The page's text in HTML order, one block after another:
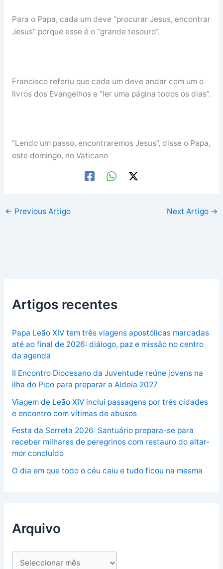
Para o Papa, cada um deve “procurar Jesus, encontrar
Jesus” porque esse é o “grande tesouro”.
Francisco referiu que cada um deve andar com um o
livros dos Evangelhos e “ler uma página todos os dias”.
“Lendo um passo, encontraremos Jesus”, disse o Papa,
este domingo, no Vaticano
← Previous Artigo Next Artigo →
Artigos recentes
Papa Leão XIV tem três viagens apostólicas marcadas
até ao final de 2026: diálogo, paz e missão no centro
da agenda
II Encontro Diocesano da Juventude reúne jovens na
ilha do Pico para preparar a Aldeia 2027
Viagem de Leão XIV inclui passagens por três cidades
e encontro com vítimas de abusos
Festa da Serreta 2026: Santuário prepara-se para
receber milhares de peregrinos com restauro do altar-
mor concluído
O dia em que todo o céu caiu e tudo ficou na mesma
Arquivo